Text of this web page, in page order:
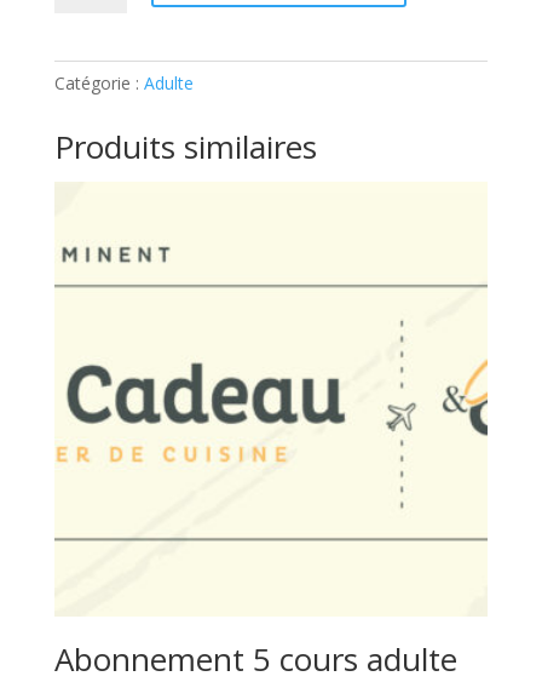
100%
CUPCAKES:
Catégorie : Adulte
Produits similaires
Abonnement 5 cours adulte